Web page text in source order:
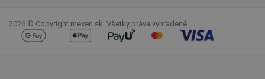
2026 © Copyright mexen.sk. Všetky práva vyhradené.